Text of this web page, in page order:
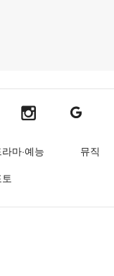
아 엑스텐아시아 인스타그램
텐아시아
마·예능
뮤직